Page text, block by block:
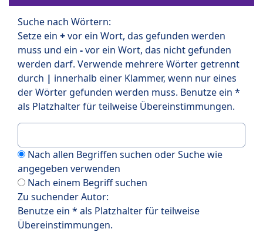
Suche nach Wörtern:
Setze ein +vor ein Wort, das gefunden werden
muss und ein -vor ein Wort, das nicht gefunden
werden darf. Verwende mehrere Wörter getrennt
durch | innerhalb einer Klammer, wenn nur eines
der Wörter gefunden werden muss. Benutze ein *
als Platzhalter für teilweise Übereinstimmungen.
Nach allen Begriffen suchen oder Suche wie
angegeben verwenden
Nach einem Begriff suchen
Zu suchender Autor:
Benutze ein * als Platzhalter für teilweise
Übereinstimmungen.